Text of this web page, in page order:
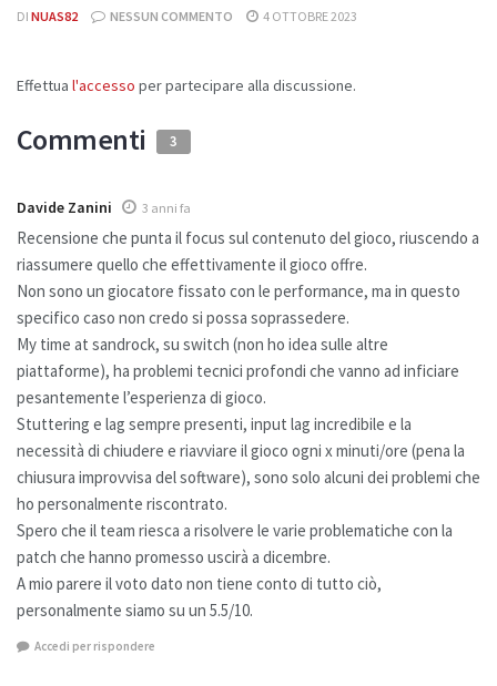
DI NUAS82 NESSUN COMMENTO 4 OTTOBRE 2023
Effettua l'accesso per partecipare alla discussione.
Commenti 3
Davide Zanini 3 anni fa
Recensione che punta il focus sul contenuto del gioco, riuscendo a
riassumere quello che effettivamente il gioco offre.
Non sono un giocatore fissato con le performance, ma in questo
specifico caso non credo si possa soprassedere.
My time at sandrock, su switch (non ho idea sulle altre
piattaforme), ha problemi tecnici profondi che vanno ad inficiare
pesantemente l’esperienza di gioco.
Stuttering e lag sempre presenti, input lag incredibile e la
necessità di chiudere e riavviare il gioco ogni x minuti/ore (pena la
chiusura improvvisa del software), sono solo alcuni dei problemi che
ho personalmente riscontrato.
Spero che il team riesca a risolvere le varie problematiche con la
patch che hanno promesso uscirà a dicembre.
A mio parere il voto dato non tiene conto di tutto ciò,
personalmente siamo su un 5.5/10.
Accedi per rispondere